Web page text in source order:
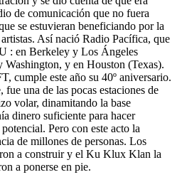
de comunicación que no fuera
se estuvieran beneficiando por la
Así nació Radio Pacífica, que
: en Berkeley y Los Ángeles
y en Houston (Texas).
cumple este año su 40º aniversario.
fue una de las pocas estaciones de
volar, dinamitando la base
dinero suficiente para hacer
Pero con este acto la
de millones de personas. Los
a construir y el Ku Klux Klan la
a ponerse en pie.